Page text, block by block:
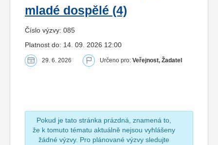
mladé dospělé (4)
Číslo výzvy: 085
Platnost do: 14. 09. 2026 12:00
29. 6. 2026 Určeno pro: Veřejnost, Žadatel
Pokud je tato stránka prázdná, znamená to,
že k tomuto tématu aktuálně nejsou vyhlášeny
žádné výzvy. Pro plánované výzvy sledujte